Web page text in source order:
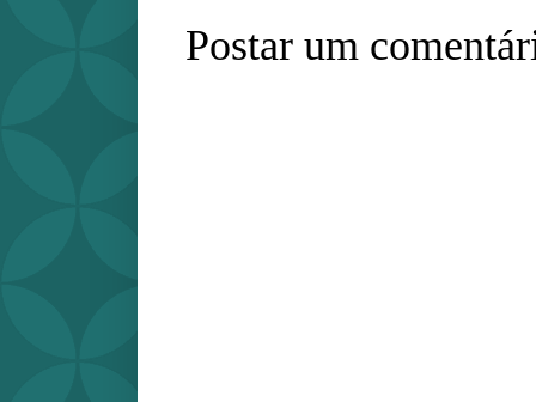
Postar um